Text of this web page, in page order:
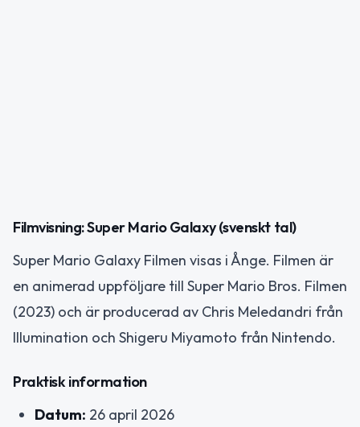
Filmvisning: Super Mario Galaxy (svenskt tal)
Super Mario Galaxy Filmen visas i Ånge. Filmen är
en animerad uppföljare till Super Mario Bros. Filmen
(2023) och är producerad av Chris Meledandri från
Illumination och Shigeru Miyamoto från Nintendo.
Praktisk information
Datum: 26 april 2026